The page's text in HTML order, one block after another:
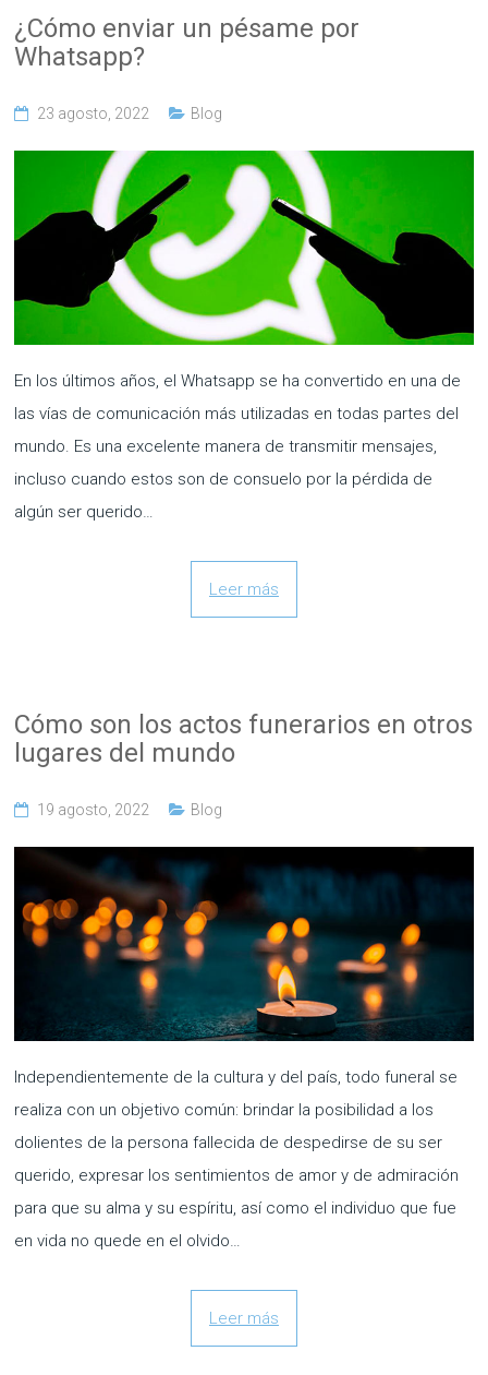
¿Cómo enviar un pésame por
Whatsapp?
23 agosto, 2022 Blog
En los últimos años, el Whatsapp se ha convertido en una de
las vías de comunicación más utilizadas en todas partes del
mundo. Es una excelente manera de transmitir mensajes,
incluso cuando estos son de consuelo por la pérdida de
algún ser querido…
Leer más
Cómo son los actos funerarios en otros
lugares del mundo
19 agosto, 2022 Blog
Independientemente de la cultura y del país, todo funeral se
realiza con un objetivo común: brindar la posibilidad a los
dolientes de la persona fallecida de despedirse de su ser
querido, expresar los sentimientos de amor y de admiración
para que su alma y su espíritu, así como el individuo que fue
en vida no quede en el olvido…
Leer más